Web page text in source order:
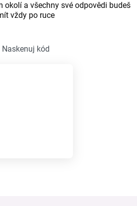
okolí a všechny své odpovědi budeš
vždy po ruce
Naskenuj kód